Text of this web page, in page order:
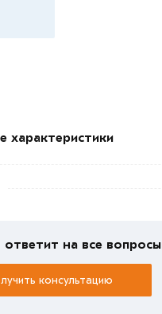
характеристики
ответит на все вопросы
консультацию